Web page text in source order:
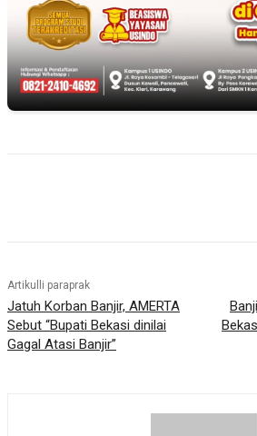
Artikulli paraprak
Jatuh Korban Banjir, AMERTA
Sebut “Bupati Bekasi dinilai
Gagal Atasi Banjir”